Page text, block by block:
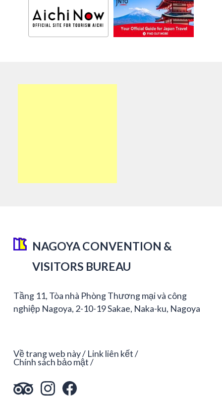
NAGOYA CONVENTION &
VISITORS BUREAU
Tầng 11, Tòa nhà Phòng Thương mại và công
nghiệp Nagoya, 2-10-19 Sakae, Naka-ku, Nagoya
Về trang web này Link liên kết
Chính sách bảo mật